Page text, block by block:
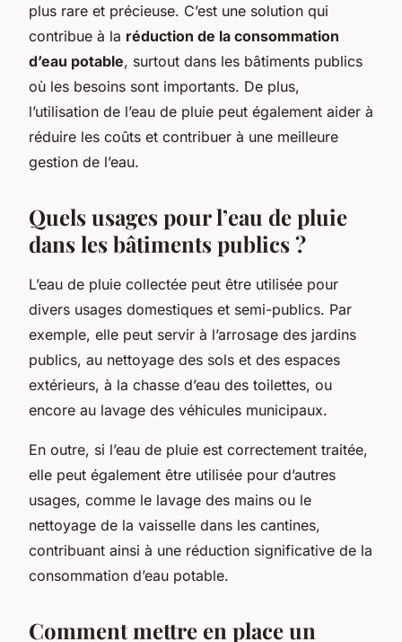
plus rare et précieuse. C’est une solution qui
contribue à la réduction de la consommation
d’eau potable, surtout dans les bâtiments publics
où les besoins sont importants. De plus,
l’utilisation de l’eau de pluie peut également aider à
réduire les coûts et contribuer à une meilleure
gestion de l’eau.
Quels usages pour l’eau de pluie
dans les bâtiments publics ?
L’eau de pluie collectée peut être utilisée pour
divers usages domestiques et semi-publics. Par
exemple, elle peut servir à l’arrosage des jardins
publics, au nettoyage des sols et des espaces
extérieurs, à la chasse d’eau des toilettes, ou
encore au lavage des véhicules municipaux.
En outre, si l’eau de pluie est correctement traitée,
elle peut également être utilisée pour d’autres
usages, comme le lavage des mains ou le
nettoyage de la vaisselle dans les cantines,
contribuant ainsi à une réduction significative de la
consommation d’eau potable.
Comment mettre en place un